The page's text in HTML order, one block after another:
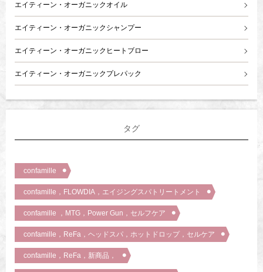
エイティーン・オーガニックオイル
エイティーン・オーガニックシャンプー
エイティーン・オーガニックヒートブロー
エイティーン・オーガニックプレパック
タグ
confamille
confamille，FLOWDIA，エイジングスパトリートメント
confamille ，MTG，Power Gun，セルフケア
confamille，ReFa，ヘッドスパ，ホットドロップ，セルケア
confamille，ReFa，新商品，